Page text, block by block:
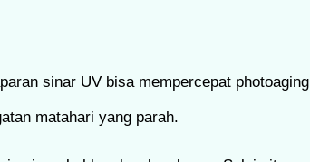
sinar UV bisa mempercepat
matahari yang parah.